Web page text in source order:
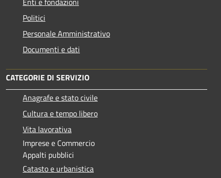
Politici
Personale Amministrativo
Documenti e dati
CATEGORIE DI SERVIZIO
Anagrafe e stato civile
Cultura e tempo libero
Vita lavorativa
Imprese e Commercio
Appalti pubblici
Catasto e urbanistica